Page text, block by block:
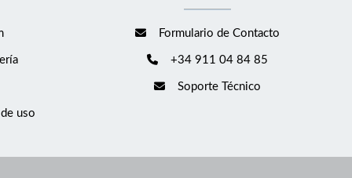
uso
Formulario de Contacto
+34 911 04 84 85
Soporte Técnico